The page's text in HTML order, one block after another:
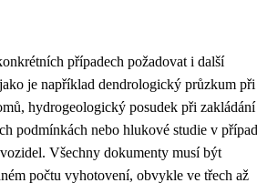
případech požadovat i další
je například dendrologický průzkum při
hydrogeologický posudek při
podmínkách nebo hlukové studie v
Všechny dokumenty musí být
počtu vyhotovení, obvykle ve třech až